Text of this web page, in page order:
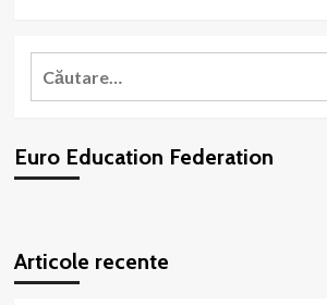
Euro Education Federation
Articole recente